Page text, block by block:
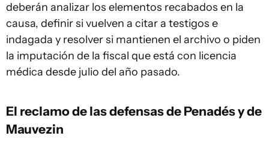
deberán analizar los elementos recabados en la
causa, definir si vuelven a citar a testigos e
indagada y resolver si mantienen el archivo o piden
la imputación de la fiscal que está con licencia
médica desde julio del año pasado.
El reclamo de las defensas de Penadés y de
Mauvezin